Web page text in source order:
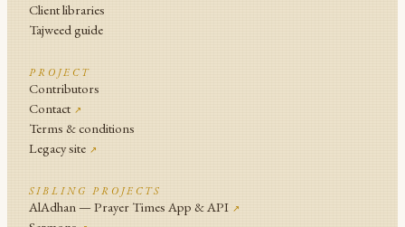
Client libraries
Tajweed guide
PROJECT
Contributors
Contact ↗
Terms & conditions
Legacy site ↗
SIBLING PROJECTS
AlAdhan — Prayer Times App & API ↗